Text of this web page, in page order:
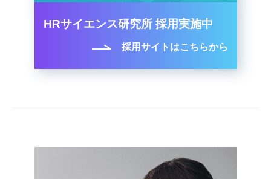
HRサイエンス研究所 採用実施中
採用サイトはこちらから